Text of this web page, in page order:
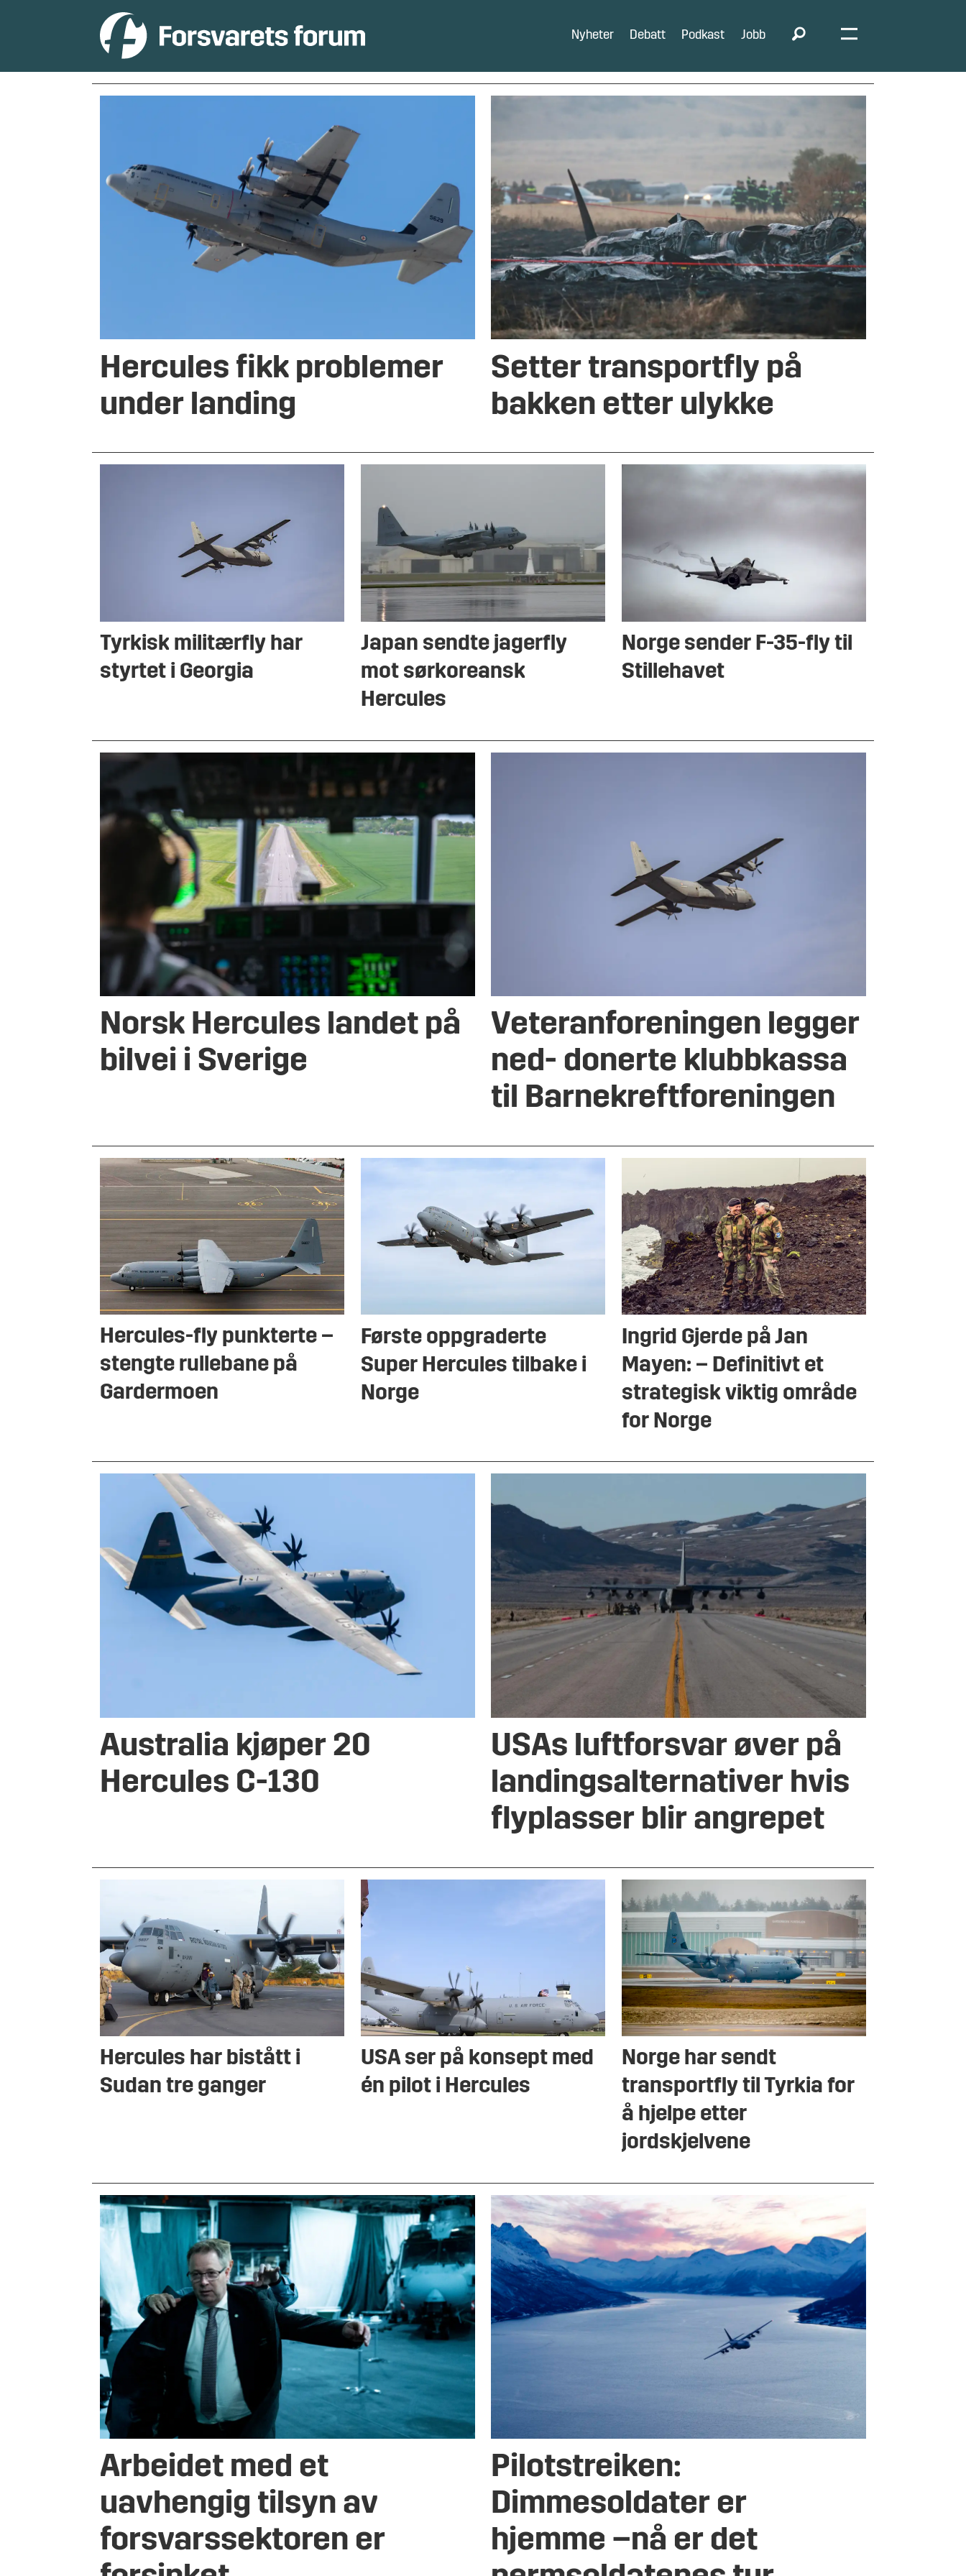
Nyheter Debatt Podkast Jobb
Hercules fikk problemer
under landing
Setter transportfly på
bakken etter ulykke
Tyrkisk militærfly har
styrtet i Georgia
Japan sendte jagerfly
mot sørkoreansk
Hercules
Norge sender F-35-fly til
Stillehavet
Norsk Hercules landet på
bilvei i Sverige
Veteranforeningen legger
ned- donerte klubbkassa
til Barnekreftforeningen
Hercules-fly punkterte –
stengte rullebane på
Gardermoen
Første oppgraderte
Super Hercules tilbake i
Norge
Ingrid Gjerde på Jan
Mayen: – Definitivt et
strategisk viktig område
for Norge
Australia kjøper 20
Hercules C-130
USAs luftforsvar øver på
landingsalternativer hvis
flyplasser blir angrepet
Hercules har bistått i
Sudan tre ganger
USA ser på konsept med
én pilot i Hercules
Norge har sendt
transportfly til Tyrkia for
å hjelpe etter
jordskjelvene
Arbeidet med et
uavhengig tilsyn av
forsvarssektoren er
Pilotstreiken:
Dimmesoldater er
hjemme –nå er det